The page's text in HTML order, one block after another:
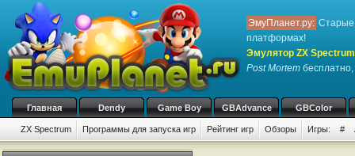
ЭмуПланет.ру: Старые
платформах!
Эмулятор ZX
Post Mortem бесплатно,
Главная Dendy Game Boy GBAdvance GBColor
ZX Spectrum Программы для запуска игр Рейтинг игр Обзоры Игры: #